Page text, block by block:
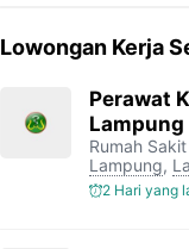
e
o
t
t
e
r
e
g
r
a
m
t
s
A
p
p
Lowongan Kerja
Perawat
Lampung
Rumah
Lampung,
2 Hari yang